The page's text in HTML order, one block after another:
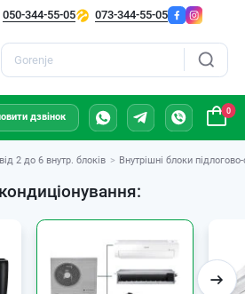
Пошук
050-344-55-05 073-344-55-05
дзвінок
0
2 до 6 внутр. блоків Внутрішні блоки